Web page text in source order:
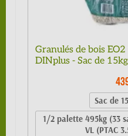
Granulés de bois
DINplus - Sac de 15kg
Sac de
1/2 palette 495kg (33
VL (PTAC